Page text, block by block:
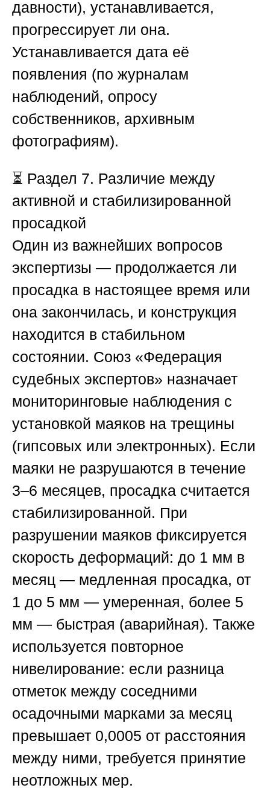
давности), устанавливается,
прогрессирует ли она.
Устанавливается дата её
появления (по журналам
наблюдений, опросу
собственников, архивным
фотографиям).
⏳ Раздел 7. Различие между
активной и стабилизированной
просадкой
Один из важнейших вопросов
экспертизы — продолжается ли
просадка в настоящее время или
она закончилась, и конструкция
находится в стабильном
состоянии. Союз «Федерация
судебных экспертов» назначает
мониторинговые наблюдения с
установкой маяков на трещины
(гипсовых или электронных). Если
маяки не разрушаются в течение
3–6 месяцев, просадка считается
стабилизированной. При
разрушении маяков фиксируется
скорость деформаций: до 1 мм в
месяц — медленная просадка, от
1 до 5 мм — умеренная, более 5
мм — быстрая (аварийная). Также
используется повторное
нивелирование: если разница
отметок между соседними
осадочными марками за месяц
превышает 0,0005 от расстояния
между ними, требуется принятие
неотложных мер.